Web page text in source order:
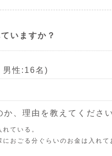
いますか？
男性:16名)
、理由を教えてください
ている。
おごる分ぐらいのお金は入れて